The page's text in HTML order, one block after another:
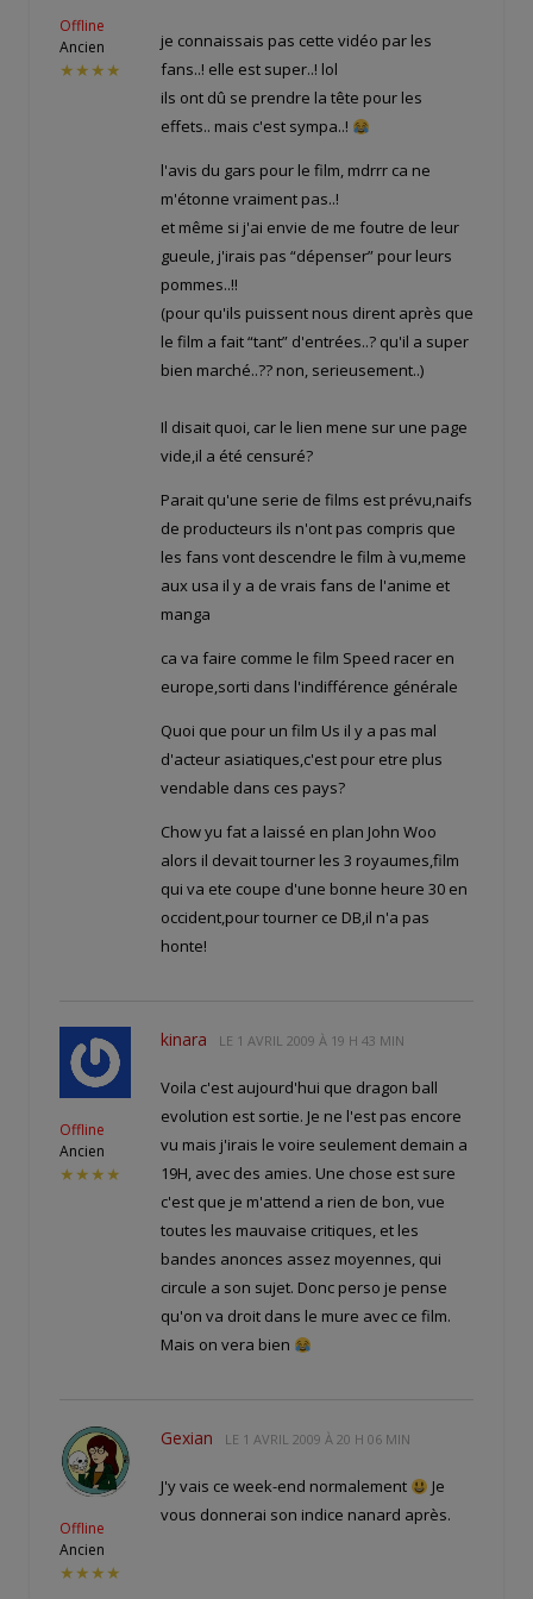
Offline
Ancien
★★★★
je connaissais pas cette vidéo par les
fans..! elle est super..! lol
ils ont dû se prendre la tête pour les
effets.. mais c'est sympa..!
l'avis du gars pour le film, mdrrr ca ne
m'étonne vraiment pas..!
et même si j'ai envie de me foutre de leur
gueule, j'irais pas “dépenser” pour leurs
pommes..!!
(pour qu'ils puissent nous dirent après que
le film a fait “tant” d'entrées..? qu'il a super
bien marché..?? non, serieusement..)
Il disait quoi, car le lien mene sur une page
vide,il a été censuré?
Parait qu'une serie de films est prévu,naifs
de producteurs ils n'ont pas compris que
les fans vont descendre le film à vu,meme
aux usa il y a de vrais fans de l'anime et
manga
ca va faire comme le film Speed racer en
europe,sorti dans l'indifférence générale
Quoi que pour un film Us il y a pas mal
d'acteur asiatiques,c'est pour etre plus
vendable dans ces pays?
Chow yu fat a laissé en plan John Woo
alors il devait tourner les 3 royaumes,film
qui va ete coupe d'une bonne heure 30 en
occident,pour tourner ce DB,il n'a pas
honte!
Offline
Ancien
★★★★
kinara LE 1 AVRIL 2009 À 19 H 43 MIN
Voila c'est aujourd'hui que dragon ball
evolution est sortie. Je ne l'est pas encore
vu mais j'irais le voire seulement demain a
19H, avec des amies. Une chose est sure
c'est que je m'attend a rien de bon, vue
toutes les mauvaise critiques, et les
bandes anonces assez moyennes, qui
circule a son sujet. Donc perso je pense
qu'on va droit dans le mure avec ce film.
Mais on vera bien
Offline
Ancien
★★★★
Gexian LE 1 AVRIL 2009 À 20 H 06 MIN
J'y vais ce week-end normalement
Je
vous donnerai son indice nanard après.